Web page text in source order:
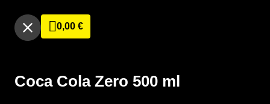
0,00 €
Coca Cola Zero 500 ml